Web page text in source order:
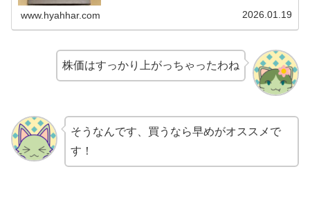
www.hyahhar.com 2026.01.19
株価はすっかり上がっちゃったわね
そうなんです、買うなら早めがオススメで
す！